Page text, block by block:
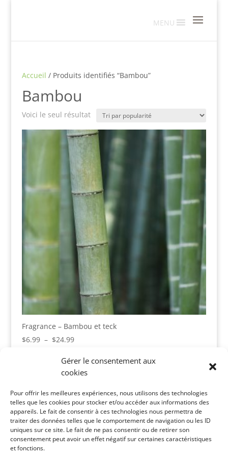
Gérer le consentement aux
cookies
Pour offrir les meilleures expériences, nous utilisons des technologies
telles que les cookies pour stocker et/ou accéder aux informations des
appareils. Le fait de consentir à ces technologies nous permettra de
traiter des données telles que le comportement de navigation ou les ID
uniques sur ce site. Le fait de ne pas consentir ou de retirer son
consentement peut avoir un effet négatif sur certaines caractéristiques
et fonctions.
MENU
Accueil / Produits identifiés “Bambou”
Bambou
Voici le seul résultat
Fragrance – Bambou et teck
$6.99 – $24.99Plage
prix :
$6.99
$24.99
Votre panier est vide.
Catégories de produits